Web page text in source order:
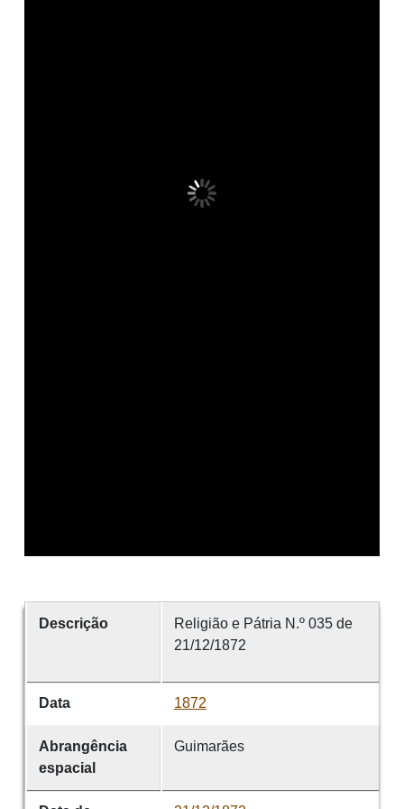
Descrição
Religião e Pátria N.º 035 de
21/12/1872
Data 1872
Abrangência
espacial
Guimarães